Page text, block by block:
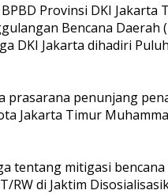
Provinsi DKI
Bencana Daerah
DKI Jakarta dihadiri
prasarana penunjang
Jakarta Timur
tentang mitigasi bencana
di Jaktim